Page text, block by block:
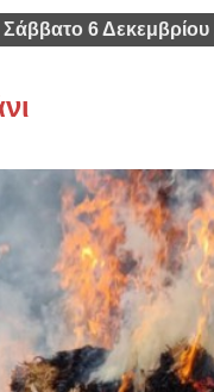
Σάββατο 6 Δεκεμβρίου